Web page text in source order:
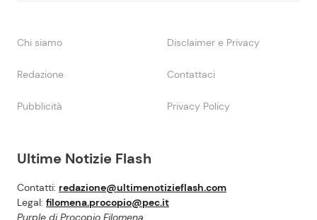
Ultime Notizie Flash
Contatti: redazione@ultimenotizieflash.com
Legal: filomena.procopio@pec.it
Purple di Procopio Filomena
Chi siamo Disclaimer e Privacy
Redazione Contattaci
Pubblicità Privacy Policy